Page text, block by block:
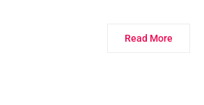
Read More